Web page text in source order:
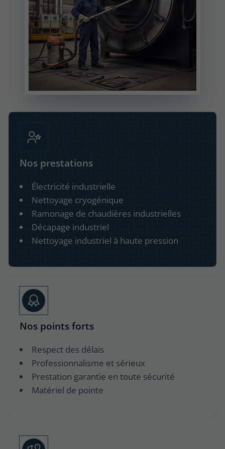
Nos prestations
Électricité industrielle
Nettoyage cryogénique
Ramonage de chaudières industrielles
Décapage industriel
Nettoyage industriel à haute pression
Nos points forts
Respect des délais
Professionnalisme et sérieux
Prestation garantie en toute sécurité
Matériel de pointe